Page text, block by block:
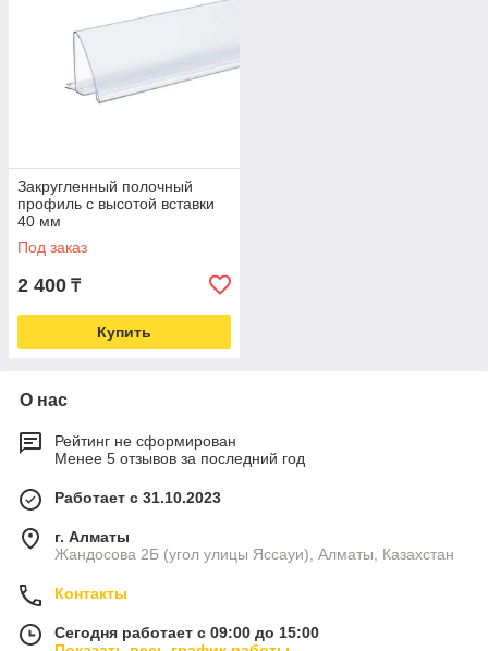
Закругленный полочный
профиль с высотой вставки
40 мм
Под заказ
2 400 ₸
Купить
О нас
Рейтинг не сформирован
Менее 5 отзывов за последний год
Работает с 31.10.2023
г. Алматы
Жандосова 2Б (угол улицы Яссауи), Алматы, Казахстан
Контакты
Сегодня работает с 09:00 до 15:00